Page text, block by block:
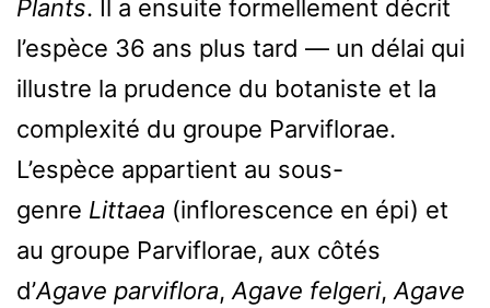
Plants. Il a ensuite formellement décrit
l’espèce 36 ans plus tard — un délai qui
illustre la prudence du botaniste et la
complexité du groupe Parviflorae.
L’espèce appartient au sous-
genre Littaea (inflorescence en épi) et
au groupe Parviflorae, aux côtés
d’Agave parviflora, Agave felgeri, Agave